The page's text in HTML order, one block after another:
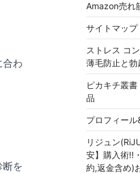
合わ
断を
Amazon売れ
サイトマップ
ストレス コ
薄毛防止と勃
ピカキチ叢
品
プロフィー
リジュン
安】購入術!!
約,返金含め)